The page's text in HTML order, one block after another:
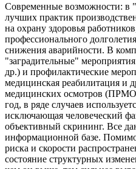
Современные возможности:
лучших практик
на охрану здоровья
профессионального
снижения аварийности. В
"заградительные"
др.) и профилактические
медицинская реабилитация и
медицинских осмотров
год, в ряде случаев
исключающая человеческий
объективный скрининг. Все
информационной базе.
риска и скорости
состояние структурных